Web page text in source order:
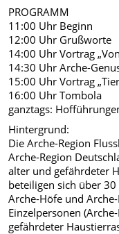
PROGRAMM
11:00 Uhr Beginn
12:00 Uhr Grußworte
14:00 Uhr Vortrag
14:30 Uhr Arche-
15:00 Uhr Vortrag
16:00 Uhr Tombola
ganztags:
Hintergrund:
Die Arche-Region
Arche-Region
alter und gefährdeter
beteiligen sich über
Arche-Höfe und
Einzelpersonen
gefährdeter